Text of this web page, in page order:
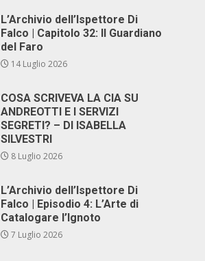
L’Archivio dell’Ispettore Di
Falco | Capitolo 32: Il Guardiano
del Faro
14 Luglio 2026
COSA SCRIVEVA LA CIA SU
ANDREOTTI E I SERVIZI
SEGRETI? – DI ISABELLA
SILVESTRI
8 Luglio 2026
L’Archivio dell’Ispettore Di
Falco | Episodio 4: L’Arte di
Catalogare l’Ignoto
7 Luglio 2026